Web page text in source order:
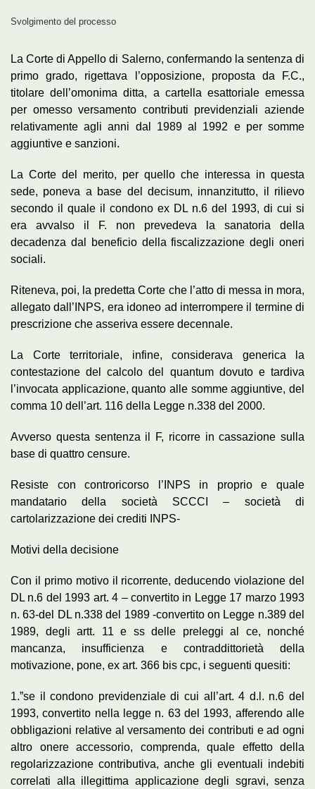
Svolgimento del processo
La Corte di Appello di Salerno, confermando la sentenza di
primo grado, rigettava l’opposizione, proposta da F.C.,
titolare dell’omonima ditta, a cartella esattoriale emessa
per omesso versamento contributi previdenziali aziende
relativamente agli anni dal 1989 al 1992 e per somme
aggiuntive e sanzioni.
La Corte del merito, per quello che interessa in questa
sede, poneva a base del decisum, innanzitutto, il rilievo
secondo il quale il condono ex DL n.6 del 1993, di cui si
era avvalso il F. non prevedeva la sanatoria della
decadenza dal beneficio della fiscalizzazione degli oneri
sociali.
Riteneva, poi, la predetta Corte che l’atto di messa in mora,
allegato dall’INPS, era idoneo ad interrompere il termine di
prescrizione che asseriva essere decennale.
La Corte territoriale, infine, considerava generica la
contestazione del calcolo del quantum dovuto e tardiva
l’invocata applicazione, quanto alle somme aggiuntive, del
comma 10 dell’art. 116 della Legge n.338 del 2000.
Avverso questa sentenza il F, ricorre in cassazione sulla
base di quattro censure.
Resiste con controricorso l’INPS in proprio e quale
mandatario della società SCCCI – società di
cartolarizzazione dei crediti INPS-
Motivi della decisione
Con il primo motivo il ricorrente, deducendo violazione del
DL n.6 del 1993 art. 4 – convertito in Legge 17 marzo 1993
n. 63-del DL n.338 del 1989 -convertito on Legge n.389 del
1989, degli artt. 11 e ss delle preleggi al ce, nonché
mancanza, insufficienza e contraddittorietà della
motivazione, pone, ex art. 366 bis cpc, i seguenti quesiti:
1.”se il condono previdenziale di cui all’art. 4 d.l. n.6 del
1993, convertito nella legge n. 63 del 1993, afferendo alle
obbligazioni relative al versamento dei contributi e ad ogni
altro onere accessorio, comprenda, quale effetto della
regolarizzazione contributiva, anche gli eventuali indebiti
correlati alla illegittima applicazione degli sgravi, senza